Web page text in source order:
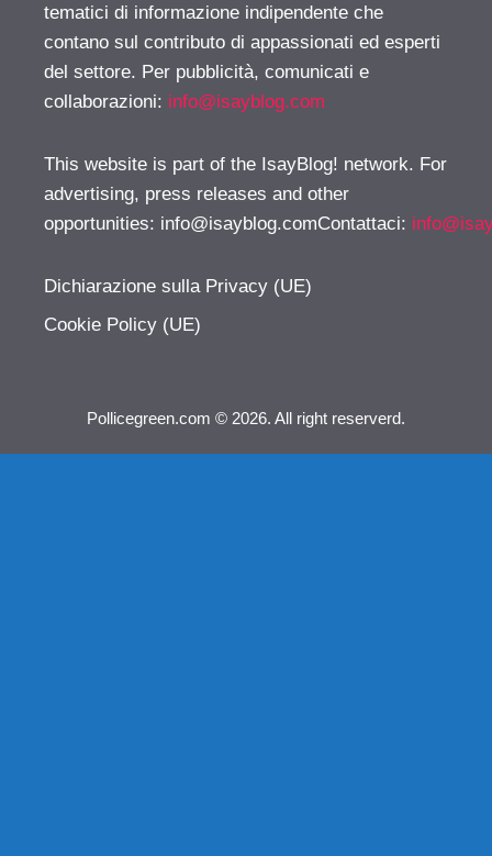
tematici di informazione indipendente che
contano sul contributo di appassionati ed esperti
del settore. Per pubblicità, comunicati e
collaborazioni: info@isayblog.com
This website is part of the IsayBlog! network. For
advertising, press releases and other
opportunities: info@isayblog.comContattaci:
Dichiarazione sulla Privacy (UE)
Cookie Policy (UE)
Pollicegreen.com © 2026. All right reserverd.